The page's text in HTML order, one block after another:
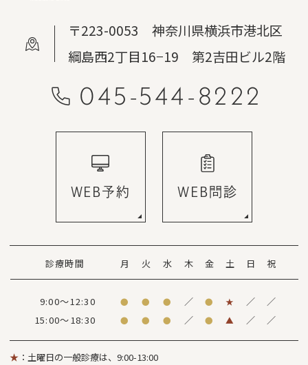
〒223-0053 神奈川県横浜市港北区
綱島西2丁目16−19 第2吉田ビル2階
045-544-8222
WEB予約 WEB問診
診療時間 月 火 水 木 金 土 日 祝
9:00～12:30 ● ● ● ／ ● ★ ／
／
15:00～18:30
● ● ● ／ ● ▲ ／ ／
★ ：土曜日の一般診療は、9:00-13:00